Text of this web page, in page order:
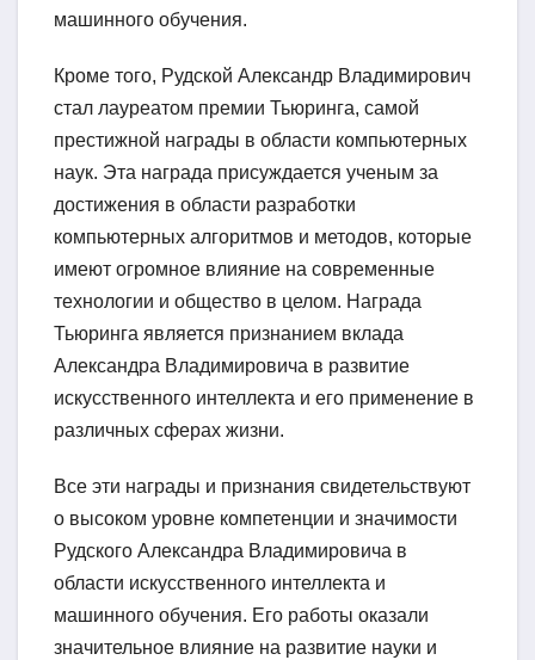
машинного обучения.
Кроме того, Рудской Александр Владимирович
стал лауреатом премии Тьюринга, самой
престижной награды в области компьютерных
наук. Эта награда присуждается ученым за
достижения в области разработки
компьютерных алгоритмов и методов, которые
имеют огромное влияние на современные
технологии и общество в целом. Награда
Тьюринга является признанием вклада
Александра Владимировича в развитие
искусственного интеллекта и его применение в
различных сферах жизни.
Все эти награды и признания свидетельствуют
о высоком уровне компетенции и значимости
Рудского Александра Владимировича в
области искусственного интеллекта и
машинного обучения. Его работы оказали
значительное влияние на развитие науки и